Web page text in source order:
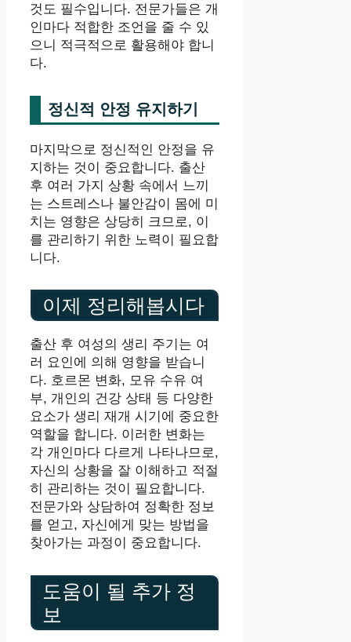
것도 필수입니다. 전문가들은 개
인마다 적합한 조언을 줄 수 있
으니 적극적으로 활용해야 합니
다.
정신적 안정 유지하기
마지막으로 정신적인 안정을 유
지하는 것이 중요합니다. 출산
후 여러 가지 상황 속에서 느끼
는 스트레스나 불안감이 몸에 미
치는 영향은 상당히 크므로, 이
를 관리하기 위한 노력이 필요합
니다.
이제 정리해봅시다
출산 후 여성의 생리 주기는 여
러 요인에 의해 영향을 받습니
다. 호르몬 변화, 모유 수유 여
부, 개인의 건강 상태 등 다양한
요소가 생리 재개 시기에 중요한
역할을 합니다. 이러한 변화는
각 개인마다 다르게 나타나므로,
자신의 상황을 잘 이해하고 적절
히 관리하는 것이 필요합니다.
전문가와 상담하여 정확한 정보
를 얻고, 자신에게 맞는 방법을
찾아가는 과정이 중요합니다.
도움이 될 추가 정
보